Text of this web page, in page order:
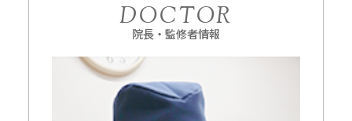
DOCTOR
院長・監修者情報